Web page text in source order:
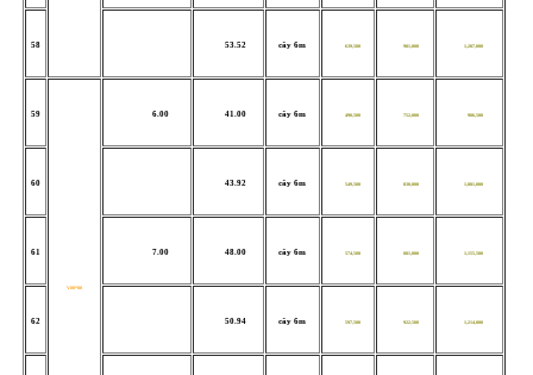
58 53.52 cây 6m 639,500 981,000 1,287,000
59
V80*80
6.00 41.00 cây 6m 490,500 752,000 986,500
60 43.92 cây 6m 549,500 830,000 1,081,000
61 7.00 48.00 cây 6m 574,500 881,000 1,155,500
62 50.94 cây 6m 597,500 922,500 1,214,000